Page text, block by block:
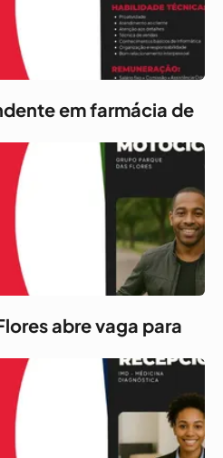
em farmácia de
abre vaga para